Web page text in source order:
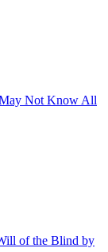
Not Know All
of the Blind by